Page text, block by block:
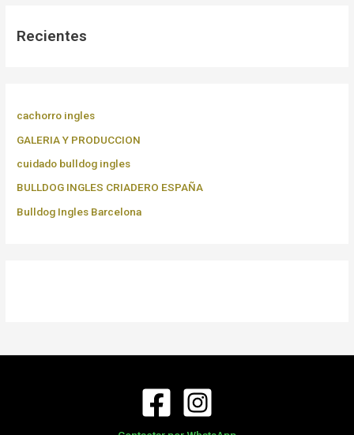
Recientes
cachorro ingles
GALERIA Y PRODUCCION
cuidado bulldog ingles
BULLDOG INGLES CRIADERO ESPAÑA
Bulldog Ingles Barcelona